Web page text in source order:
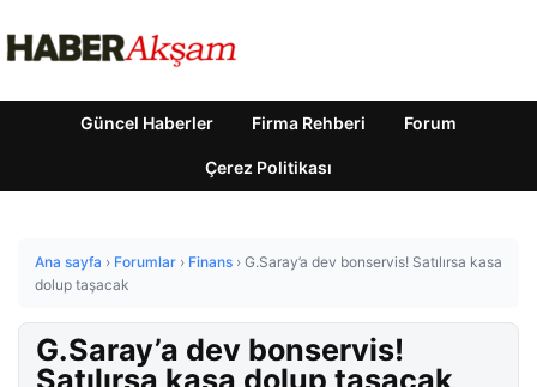
Güncel Haberler Firma Rehberi Forum
Çerez Politikası
Ana sayfa › Forumlar › Finans › G.Saray’a dev bonservis! Satılırsa kasa
dolup taşacak
G.Saray’a dev bonservis!
Satılırsa kasa dolup taşacak